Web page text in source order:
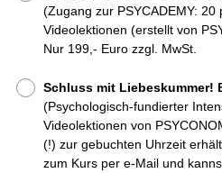
(Zugang zur PSYCADEMY:
Videolektionen (erstellt von
Nur 199,- Euro zzgl. MwSt.
Schluss mit Liebeskummer!
(Psychologisch-fundierter
Videolektionen von
(!) zur gebuchten Uhrzeit
zum Kurs per e-Mail und